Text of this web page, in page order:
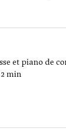
et piano de
min